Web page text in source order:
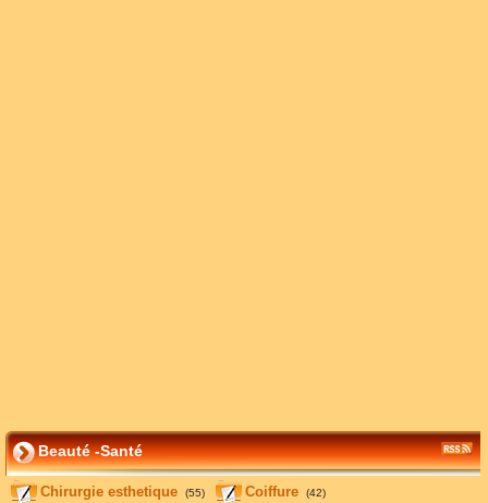
Beauté -Santé
Chirurgie esthetique (55) Coiffure (42)